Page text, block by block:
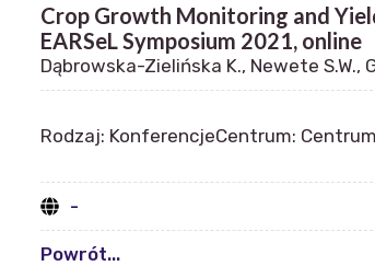
Crop Growth Monitoring and
EARSeL Symposium 2021, online
Dąbrowska-Zielińska K., Newete S.W.,
Rodzaj: KonferencjeCentrum:
-
Powrót...